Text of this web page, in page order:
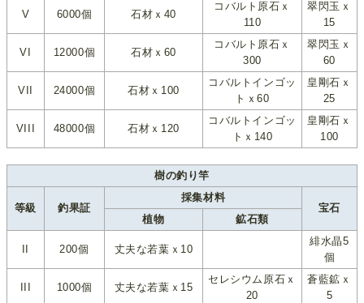
V 6000個 石材ｘ40
コバルト原石ｘ
110
翠閃玉ｘ
15
VI 12000個 石材ｘ60
コバルト原石ｘ
300
翠閃玉ｘ
60
VII 24000個 石材ｘ100
コバルトインゴッ
トｘ60
皇剛石ｘ
25
VIII 48000個 石材ｘ120
コバルトインゴッ
トｘ140
皇剛石ｘ
100
樹の釣り竿
等級 釣果証
採集材料
宝石
植物
鉱石類
200個 丈夫な若葉ｘ10
緋水晶5
個
1000個 丈夫な若葉ｘ15
セレシウム原石ｘ
20
蒼藍鉱ｘ
5